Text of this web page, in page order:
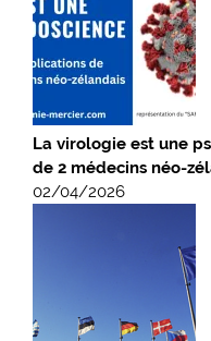
La virologie est une
de 2 médecins néo-
02/04/2026